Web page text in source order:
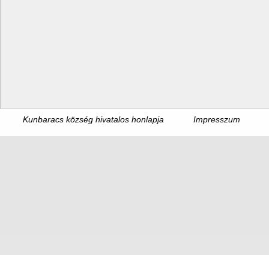
Kunbaracs község hivatalos honlapja Impresszum